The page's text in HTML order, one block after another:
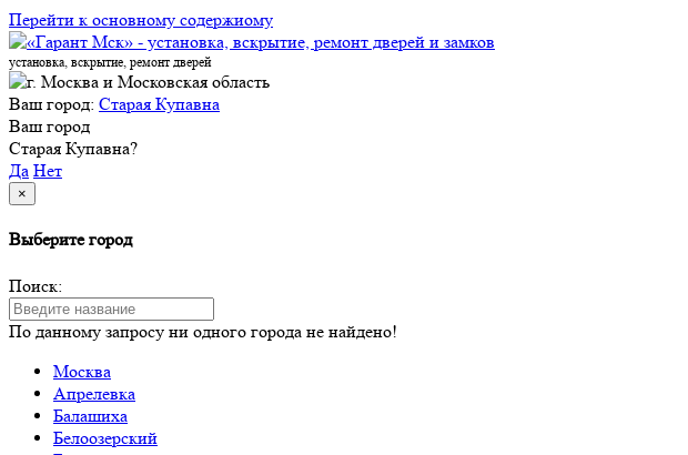
Перейти к основному содержиому
установка, вскрытие, ремонт дверей
Ваш город: Старая Купавна
Ваш город
Старая Купавна?
Да Нет
×
Выберите город
Поиск:
По данному запросу ни одного города не найдено!
Москва
Апрелевка
Балашиха
Белоозерский